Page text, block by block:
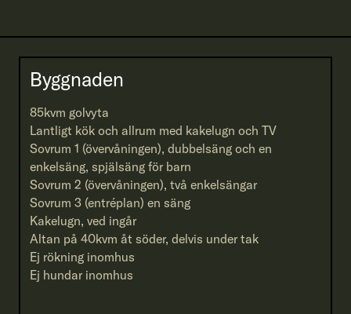
Byggnaden
85kvm golvyta
Lantligt kök och allrum med kakelugn och TV
Sovrum 1 (övervåningen), dubbelsäng och en
enkelsäng, spjälsäng för barn
Sovrum 2 (övervåningen), två enkelsängar
Sovrum 3 (entréplan) en säng
Kakelugn, ved ingår
Altan på 40kvm åt söder, delvis under tak
Ej rökning inomhus
Ej hundar inomhus